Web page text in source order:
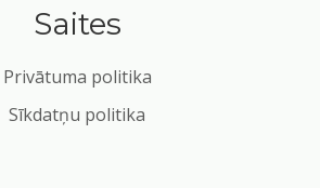
Saites
Privātuma politika
Sīkdatņu politika